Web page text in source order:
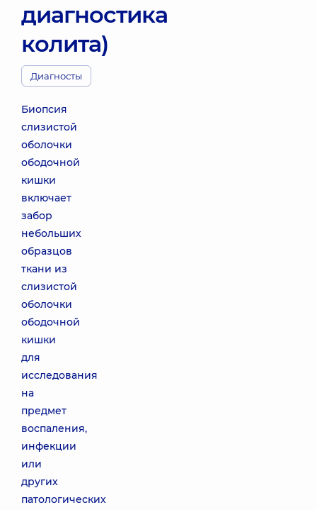
диагностика
колита)
Диагносты
Биопсия
слизистой
оболочки
ободочной
кишки
включает
забор
небольших
образцов
ткани из
слизистой
оболочки
ободочной
кишки
для
исследования
на
предмет
воспаления,
инфекции
или
других
патологических